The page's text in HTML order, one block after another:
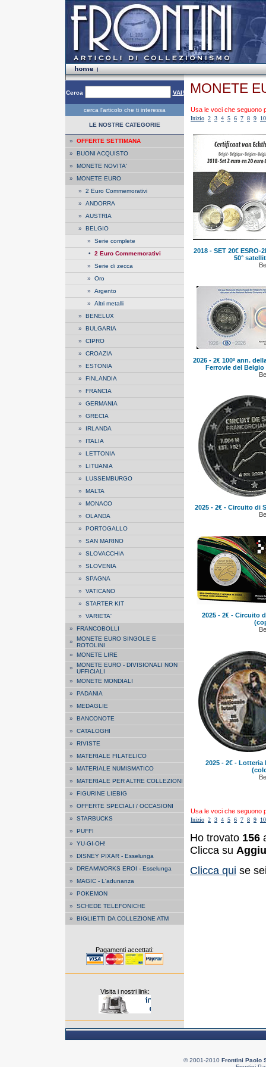
Cerca VAI!
cerca l'articolo che ti interessa
LE NOSTRE CATEGORIE
» OFFERTE SETTIMANA
» BUONI ACQUISTO
» MONETE NOVITA'
» MONETE EURO
» 2 Euro Commemorativi
» ANDORRA
» AUSTRIA
» BELGIO
» Serie complete
•
2 Euro Commemorativi
» Serie di zecca
» Oro
» Argento
» Altri metalli
» BENELUX
» BULGARIA
» CIPRO
» CROAZIA
» ESTONIA
» FINLANDIA
» FRANCIA
» GERMANIA
» GRECIA
» IRLANDA
» ITALIA
» LETTONIA
» LITUANIA
» LUSSEMBURGO
» MALTA
» MONACO
» OLANDA
» PORTOGALLO
» SAN MARINO
» SLOVACCHIA
» SLOVENIA
» SPAGNA
» VATICANO
» STARTER KIT
» VARIETA'
» FRANCOBOLLI
» MONETE EURO SINGOLE E
ROTOLINI
» MONETE LIRE
» MONETE EURO - DIVISIONALI NON
UFFICIALI
» MONETE MONDIALI
» PADANIA
» MEDAGLIE
» BANCONOTE
» CATALOGHI
» RIVISTE
» MATERIALE FILATELICO
» MATERIALE NUMISMATICO
» MATERIALE PER ALTRE COLLEZIONI
» FIGURINE LIEBIG
» OFFERTE SPECIALI / OCCASIONI
» STARBUCKS
» PUFFI
» YU-GI-OH!
» DISNEY PIXAR - Esselunga
» DREAMWORKS EROI - Esselunga
» MAGIC - L'adunanza
» POKEMON
» SCHEDE TELEFONICHE
» BIGLIETTI DA COLLEZIONE ATM
Pagamenti accettati:
Visita i nostri link:
MONETE
Usa le voci che seguono
Inizio 2 3 4 5 6 7 8 9 10
2018 - SET 20€ ESRO-
50°
2026 - 2€ 100º ann.
Ferrovie del
2025 - 2€ - Circuito di
2025 - 2€ - Circuito
2025 - 2€ -
Usa le voci che seguono
Inizio 2 3 4 5 6 7 8 9 10
Ho trovato 156
Clicca su
Clicca qui se
© 2001-2010 Frontini Paolo